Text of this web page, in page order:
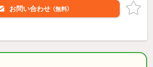
お問い合わせ （無料）